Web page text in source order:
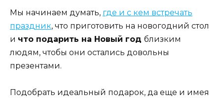
Мы начинаем думать, где и с кем встречать
праздник, что приготовить на новогодний стол
и что подарить на Новый год близким
людям, чтобы они остались довольны
презентами.
Подобрать идеальный подарок, да еще и имея